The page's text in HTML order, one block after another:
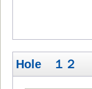
Hole １２